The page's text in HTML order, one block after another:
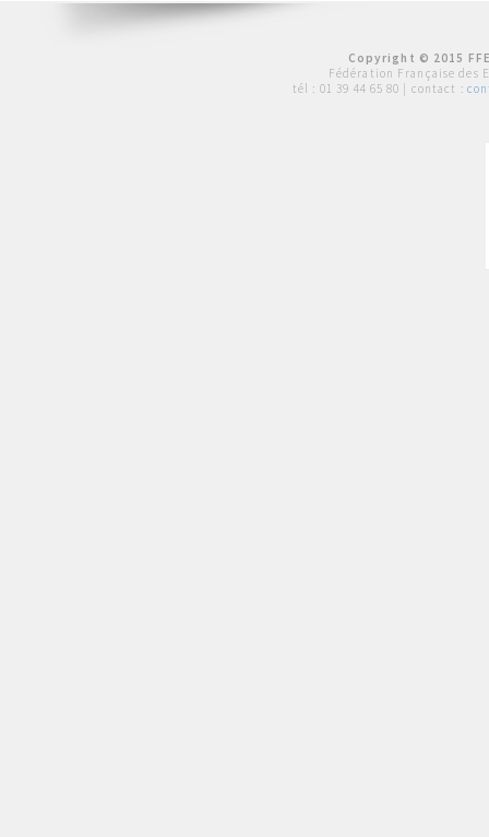
Copyright © 2015
Fédération Française des
tél : 01 39 44 65 80 | contact :